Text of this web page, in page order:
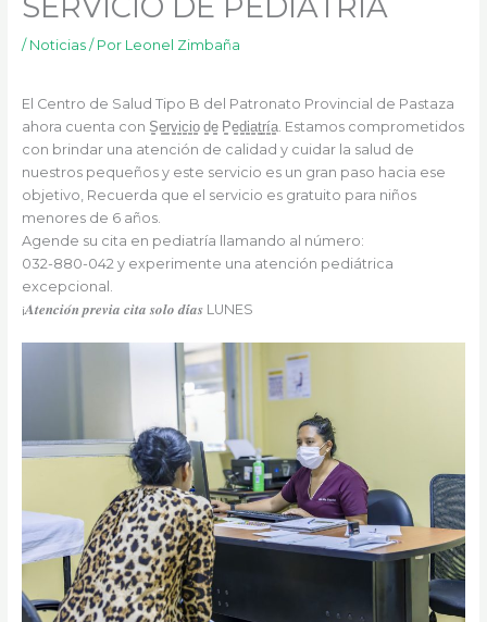
/ Noticias/ Por Leonel Zimbaña
El Centro de Salud Tipo B del Patronato Provincial de Pastaza
ahora cuenta con S̳e̳r̳v̳i̳c̳i̳o̳ d̳e̳ P̳e̳d̳i̳a̳t̳r̳í̳a̳. Estamos comprometidos
con brindar una atención de calidad y cuidar la salud de
nuestros pequeños y este servicio es un gran paso hacia ese
objetivo, Recuerda que el servicio es gratuito para niños
menores de 6 años.
Agende su cita en pediatría llamando al número:
032-880-042 y experimente una atención pediátrica
excepcional.
¡𝑨𝒕𝒆𝒏𝒄𝒊𝒐́𝒏 𝒑𝒓𝒆𝒗𝒊𝒂 𝒄𝒊𝒕𝒂 𝒔𝒐𝒍𝒐 𝒅𝒊́𝒂𝒔 LUNES